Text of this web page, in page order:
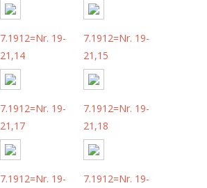
7.1912=Nr. 19-
21,14
7.1912=Nr. 19-
21,15
7.1912=Nr. 19-
21,17
7.1912=Nr. 19-
21,18
7.1912=Nr. 19-
7.1912=Nr. 19-